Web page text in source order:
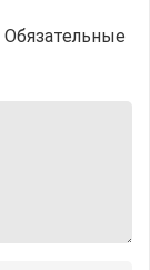
Обязательные